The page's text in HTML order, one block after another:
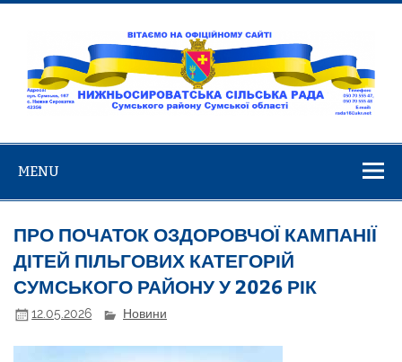
Skip
сільська
MENU
ПРО ПОЧАТОК ОЗДОРОВЧОЇ КАМПАНІЇ
ДІТЕЙ ПІЛЬГОВИХ КАТЕГОРІЙ
СУМСЬКОГО РАЙОНУ У 2026 РІК
12.05.2026 Новини